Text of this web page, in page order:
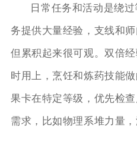
日常任务和活动是绕
务提供大量经验，支线和
但累积起来很可观。双倍
时用上，烹饪和炼药技能
果卡在特定等级，优先检
需求，比如物理系堆力量，